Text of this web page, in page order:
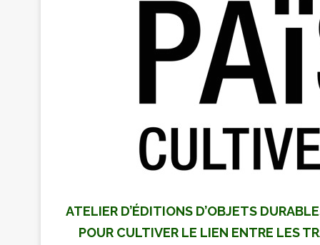
ATELIER D’ÉDITIONS D’OBJETS
POUR CULTIVER LE LIEN ENTRE LES